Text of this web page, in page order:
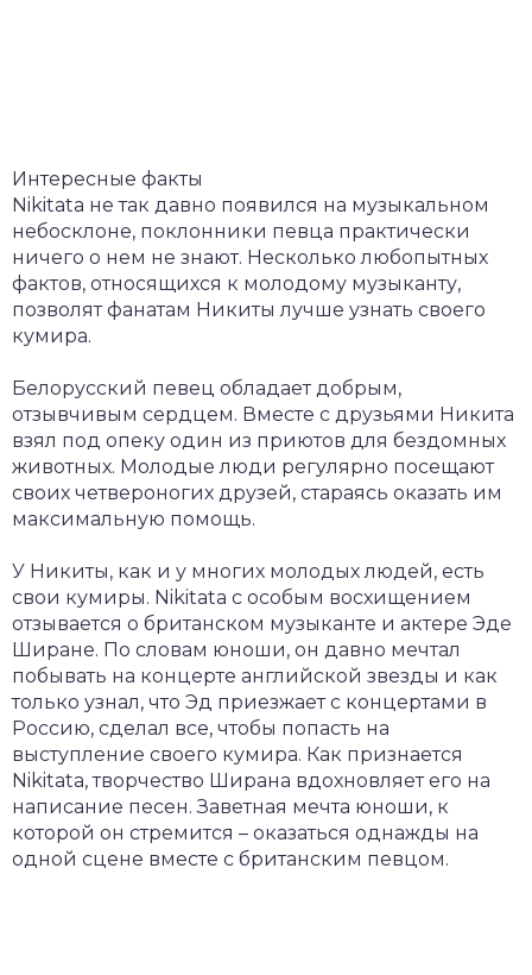
Интересные факты
Nikitata не так давно появился на музыкальном
небосклоне, поклонники певца практически
ничего о нем не знают. Несколько любопытных
фактов, относящихся к молодому музыканту,
позволят фанатам Никиты лучше узнать своего
кумира.
Белорусский певец обладает добрым,
отзывчивым сердцем. Вместе с друзьями Никита
взял под опеку один из приютов для бездомных
животных. Молодые люди регулярно посещают
своих четвероногих друзей, стараясь оказать им
максимальную помощь.
У Никиты, как и у многих молодых людей, есть
свои кумиры. Nikitata с особым восхищением
отзывается о британском музыканте и актере Эде
Ширане. По словам юноши, он давно мечтал
побывать на концерте английской звезды и как
только узнал, что Эд приезжает с концертами в
Россию, сделал все, чтобы попасть на
выступление своего кумира. Как признается
Nikitata, творчество Ширана вдохновляет его на
написание песен. Заветная мечта юноши, к
которой он стремится – оказаться однажды на
одной сцене вместе с британским певцом.